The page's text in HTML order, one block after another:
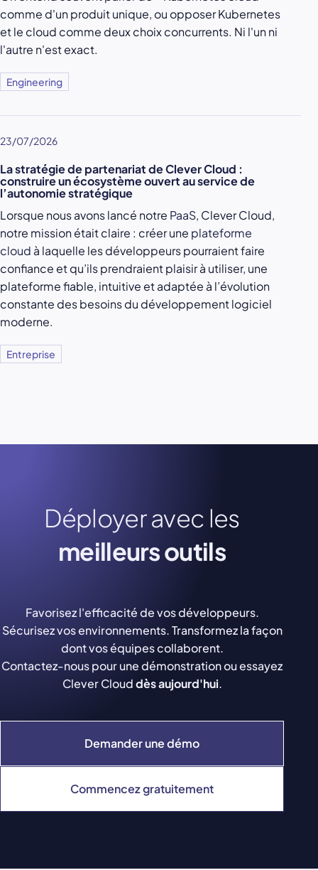
comme d'un produit unique, ou opposer Kubernetes
et le cloud comme deux choix concurrents. Ni l'un ni
l'autre n'est exact.
Engineering
23/07/2026
La stratégie de partenariat de Clever Cloud :
construire un écosystème ouvert au service de
l’autonomie stratégique
Lorsque nous avons lancé notre PaaS, Clever Cloud,
notre mission était claire : créer une plateforme
cloud à laquelle les développeurs pourraient faire
confiance et qu’ils prendraient plaisir à utiliser, une
plateforme fiable, intuitive et adaptée à l’évolution
constante des besoins du développement logiciel
moderne.
Entreprise
Déployer avec les
meilleurs outils
Demander une démo
Commencez gratuitement
Favorisez l'efficacité de vos développeurs.
Sécurisez vos environnements. Transformez la façon
dont vos équipes collaborent.
Contactez-nous pour une démonstration ou essayez
Clever Clouddès aujourd'hui.